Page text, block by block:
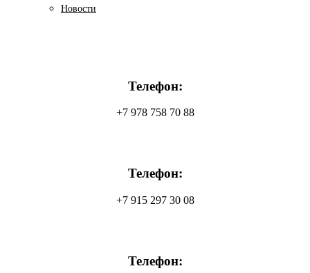
Новости
Телефон:
+7 978 758 70 88
Телефон:
+7 915 297 30 08
Телефон: